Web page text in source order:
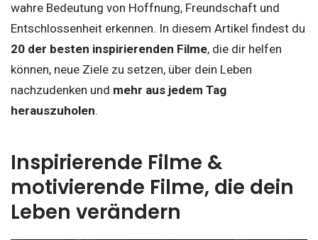
wahre Bedeutung von Hoffnung, Freundschaft und
Entschlossenheit erkennen. In diesem Artikel findest du
20 der besten inspirierenden Filme, die dir helfen
können, neue Ziele zu setzen, über dein Leben
nachzudenken und mehr aus jedem Tag
herauszuholen.
Inspirierende Filme &
motivierende Filme, die dein
Leben verändern